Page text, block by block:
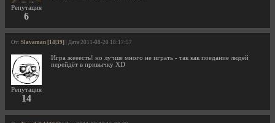
Репутация
6
От: Slavaman [14|39] | Дата 2011-08-20 18:17:57
Репутация
14
Игра жееесть! но лучше много не играть - так как поедание людей
перейдёт в привычку XD